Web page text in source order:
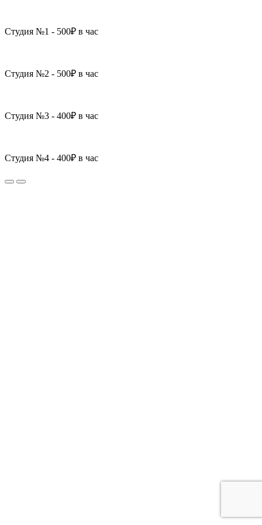
Студия №1 - 500₽ в час
Студия №2 - 500₽ в час
Студия №3 - 400₽ в час
Студия №4 - 400₽ в час